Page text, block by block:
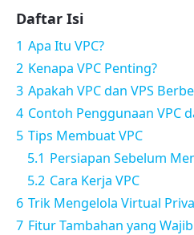
Daftar Isi
1 Apa Itu VPC?
2 Kenapa VPC Penting?
3 Apakah VPC dan VPS
4 Contoh Penggunaan VPC
5 Tips Membuat VPC
5.1 Persiapan Sebelum
5.2 Cara Kerja VPC
6 Trik Mengelola Virtual
7 Fitur Tambahan yang